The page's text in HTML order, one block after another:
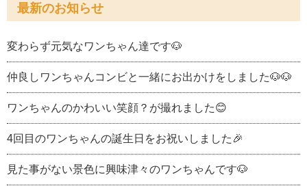
最新のお知らせ
変わらず元気なワンちゃん達です🐶
仲良しワンちゃんコンビと一緒にお出かけをしました🐶🐶
ワンちゃんのかわいい笑顔？が撮れました😊
4回目のワンちゃんの誕生日をお祝いしました🎉
見た事がない景色に興味津々のワンちゃんです🐶